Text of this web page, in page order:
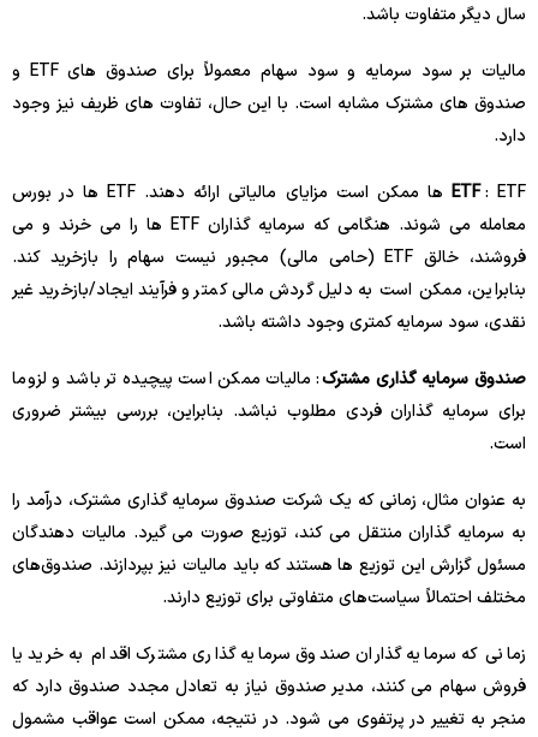
سال دیگر متفاوت باشد.
مالیات بر سود سرمایه و سود سهام معمولاً برای صندوق های ETF و
صندوق های مشترک مشابه است. با این حال، تفاوت های ظریف نیز وجود
دارد.
ETF
: ETF ها ممکن است مزایای مالیاتی ارائه دهند. ETF ها در بورس
معامله می شوند. هنگامی که سرمایه گذاران ETF ها را می خرند و می
فروشند، خالق ETF (حامی مالی) مجبور نیست سهام را بازخرید کند.
بنابراین، ممکن است به دلیل گردش مالی کمتر و فرآیند ایجاد/بازخرید غیر
نقدی، سود سرمایه کمتری وجود داشته باشد.
صندوق سرمایه گذاری مشترک: مالیات ممکن است پیچیده تر باشد و لزوما
برای سرمایه گذاران فردی مطلوب نباشد. بنابراین، بررسی بیشتر ضروری
است.
به عنوان مثال، زمانی که یک شرکت صندوق سرمایه گذاری مشترک، درآمد را
به سرمایه گذاران منتقل می کند، توزیع صورت می گیرد. مالیات دهندگان
مسئول گزارش این توزیع ها هستند که باید مالیات نیز بپردازند. صندوق‌های
مختلف احتمالاً سیاست‌های متفاوتی برای توزیع دارند.
زمانی که سرمایه گذاران صندوق سرمایه گذاری مشترک اقدام به خرید یا
فروش سهام می کنند، مدیر صندوق نیاز به تعادل مجدد صندوق دارد که
منجر به تغییر در پرتفوی می شود. در نتیجه، ممکن است عواقب مشمول